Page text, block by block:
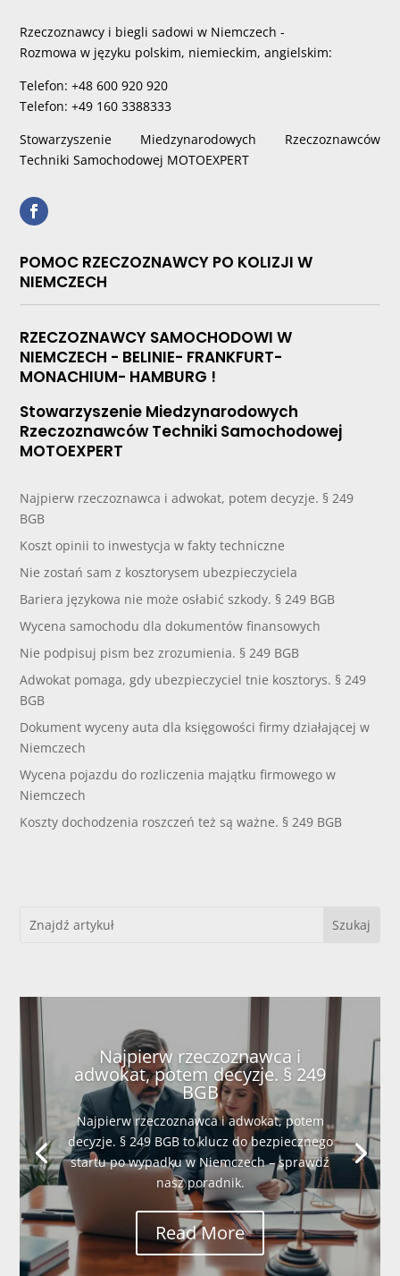
Rzeczoznawcy i biegli sadowi w Niemczech -
Rozmowa w języku polskim, niemieckim, angielskim:
Telefon: +48 600 920 920
Telefon: +49 160 3388333
Stowarzyszenie Miedzynarodowych Rzeczoznawców
Techniki Samochodowej MOTOEXPERT
POMOC RZECZOZNAWCY PO KOLIZJI W
NIEMCZECH
RZECZOZNAWCY SAMOCHODOWI W
NIEMCZECH - BELINIE- FRANKFURT-
MONACHIUM- HAMBURG !
Stowarzyszenie Miedzynarodowych
Rzeczoznawców Techniki Samochodowej
MOTOEXPERT
Najpierw rzeczoznawca i adwokat, potem decyzje. § 249
BGB
Koszt opinii to inwestycja w fakty techniczne
Nie zostań sam z kosztorysem ubezpieczyciela
Bariera językowa nie może osłabić szkody. § 249 BGB
Wycena samochodu dla dokumentów finansowych
Nie podpisuj pism bez zrozumienia. § 249 BGB
Adwokat pomaga, gdy ubezpieczyciel tnie kosztorys. § 249
BGB
Dokument wyceny auta dla księgowości firmy działającej w
Niemczech
Wycena pojazdu do rozliczenia majątku firmowego w
Niemczech
Koszty dochodzenia roszczeń też są ważne. § 249 BGB
Najpierw rzeczoznawca i
adwokat, potem decyzje. § 249
BGB
Najpierw rzeczoznawca i adwokat, potem
decyzje. § 249 BGB to klucz do bezpiecznego
startu po wypadku w Niemczech – sprawdź
nasz poradnik.
Read More